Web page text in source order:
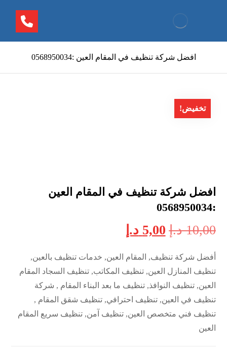
افضل شركة تنظيف في المقام العين :0568950034
تخفيض!
افضل شركة تنظيف في المقام العين
:0568950034
10,00 د.إ 5,00 د.إ
أفضل شركة تنظيف, المقام العين, خدمات تنظيف بالعين,
تنظيف المنازل العين, تنظيف المكاتب, تنظيف السجاد المقام
العين, تنظيف النوافذ, تنظيف ما بعد البناء المقام , شركة
تنظيف في العين, تنظيف احترافي, تنظيف شقق المقام ,
تنظيف فني متخصص العين, تنظيف آمن, تنظيف سريع المقام
العين